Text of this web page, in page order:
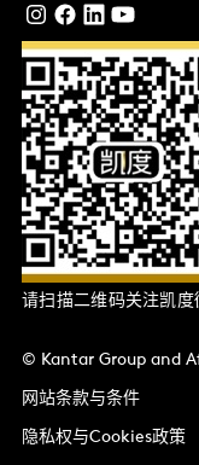
请扫描二维码关注凯
© Kantar Group and
网站条款与条件
隐私权与Cookies政策